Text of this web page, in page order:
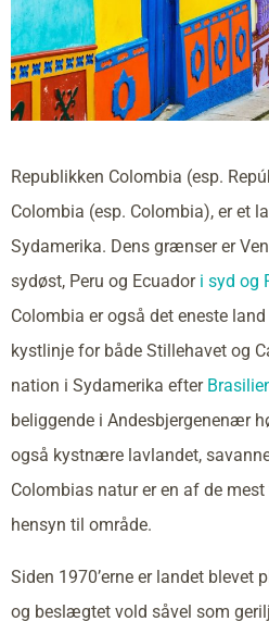
Republikken Colombia (esp.
Colombia (esp. Colombia), er et
Sydamerika. Dens grænser er
sydøst, Peru og Ecuador i syd og
Colombia er også det eneste
kystlinje for både Stillehavet og
nation i Sydamerika efter
beliggende i Andesbjergenenær
også kystnære lavlandet,
Colombias natur er en af de
hensyn til område.
Siden 1970’erne er landet blevet
og beslægtet vold såvel som